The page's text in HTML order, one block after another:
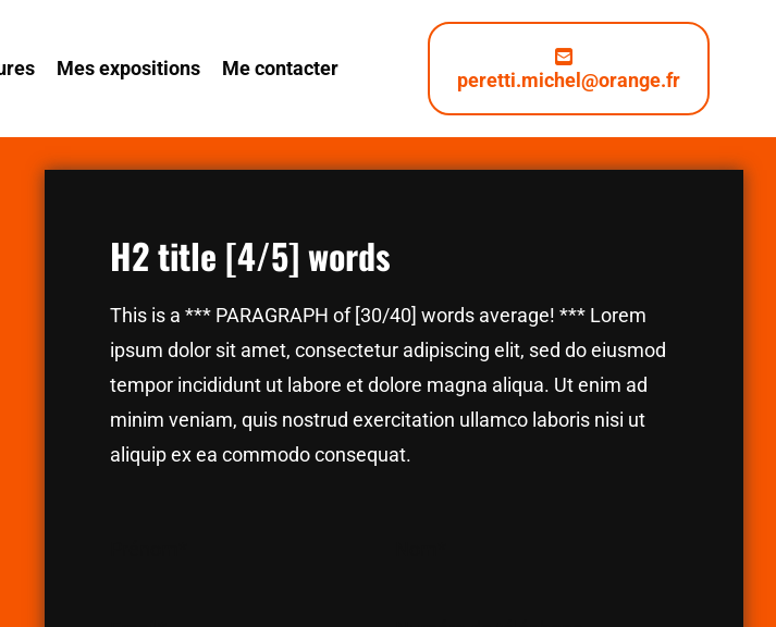
Mes expositions Me contacter
peretti.michel@orange.fr
H2 title [4/5] words
This is a *** PARAGRAPH of [30/40] words average! *** Lorem
ipsum dolor sit amet, consectetur adipiscing elit, sed do eiusmod
tempor incididunt ut labore et dolore magna aliqua. Ut enim ad
minim veniam, quis nostrud exercitation ullamco laboris nisi ut
aliquip ex ea commodo consequat.